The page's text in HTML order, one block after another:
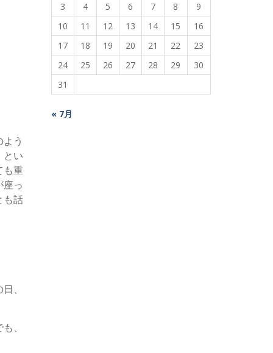
う
とい
も重
っ
も話
、
、
3
4 5 6 7 8
9
10
11 12 13 14 15
16
17
18 19 20 21 22
23
24
25 26 27 28 29
30
31
« 7月